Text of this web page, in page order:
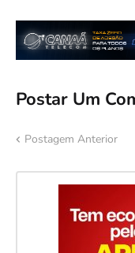
Postar Um
Postagem Anterior